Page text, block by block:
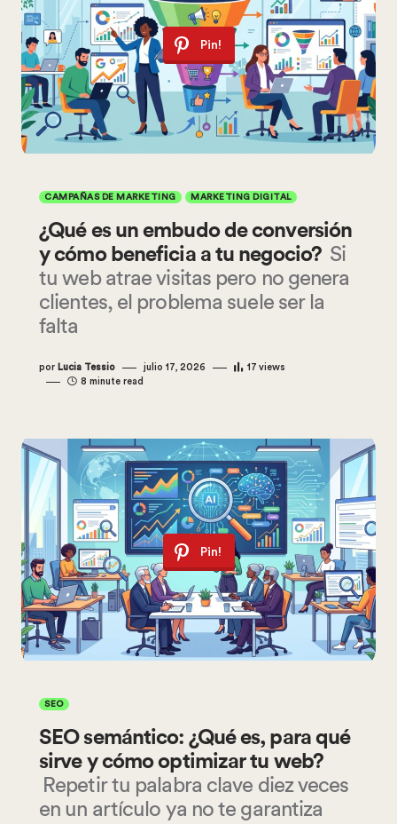
Pin!
CAMPAÑAS DE MARKETING MARKETING DIGITAL
¿Qué es un embudo de conversión
y cómo beneficia a tu negocio? Si
tu web atrae visitas pero no genera
clientes, el problema suele ser la
falta
por Lucia Tessio julio 17, 2026 17 views
8 minute read
Pin!
SEO
SEO semántico: ¿Qué es, para qué
sirve y cómo optimizar tu web?
Repetir tu palabra clave diez veces
en un artículo ya no te garantiza